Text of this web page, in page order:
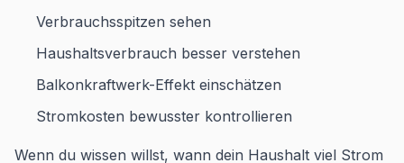
Verbrauchsspitzen sehen
Haushaltsverbrauch besser verstehen
Balkonkraftwerk-Effekt einschätzen
Stromkosten bewusster kontrollieren
Wenn du wissen willst, wann dein Haushalt viel Strom